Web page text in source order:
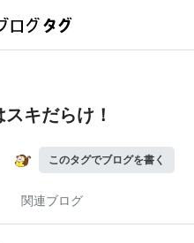
キだらけ！
このタグでブログを書く
関連ブログ